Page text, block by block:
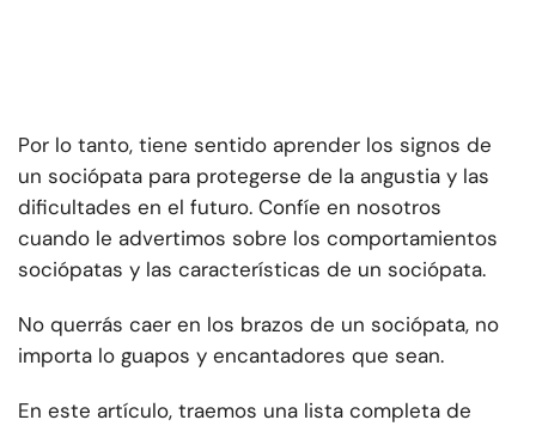
Por lo tanto, tiene sentido aprender los signos de
un sociópata para protegerse de la angustia y las
dificultades en el futuro. Confíe en nosotros
cuando le advertimos sobre los comportamientos
sociópatas y las características de un sociópata.
No querrás caer en los brazos de un sociópata, no
importa lo guapos y encantadores que sean.
En este artículo, traemos una lista completa de